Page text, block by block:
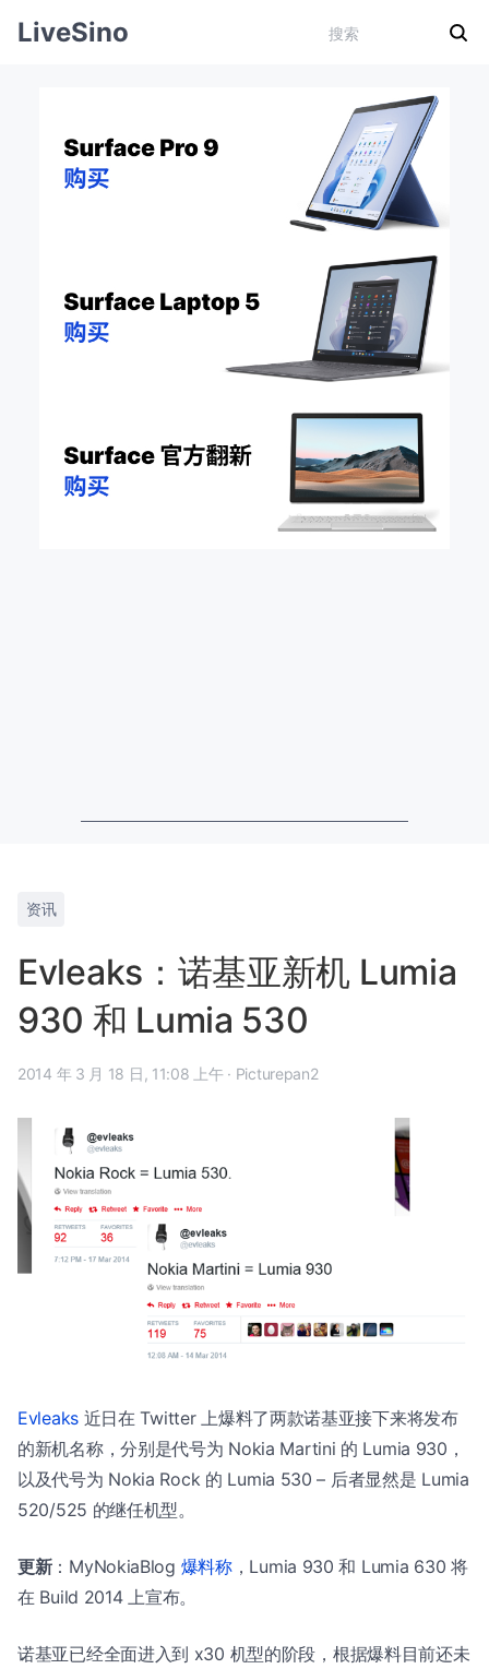
LiveSino
资讯
Evleaks：诺基亚新机 Lumia
930 和 Lumia 530
2014 年 3 月 18 日, 11:08 上午 · Picturepan2
Evleaks近日在 Twitter 上爆料了两款诺基亚接下来将发布
的新机名称，分别是代号为 Nokia Martini 的 Lumia 930，
以及代号为 Nokia Rock 的 Lumia 530 – 后者显然是 Lumia
520/525 的继任机型。
更新：MyNokiaBlog 爆料称，Lumia 930 和 Lumia 630 将
在 Build 2014 上宣布。
诺基亚已经全面进入到 x30 机型的阶段，根据爆料目前还未